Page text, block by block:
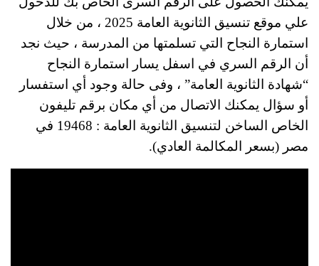
علي موقع تنسيق الثانوية العامة 2025 ، من خلال
استمارة النجاح التي تسلمتها من المدرسة ، حيث نجد
أن الرقم السري في اسفل يسار استمارة النجاح
“شهادة الثانوية العامة” ، وفى حالة وجود أي استفسار
أو سؤال يمكنك الاتصال من أي مكان برقم تليفون
الخاص الساخن لتنسيق الثانوية العامة : 19468 في
مصر (بسعر المكالمة العادي).